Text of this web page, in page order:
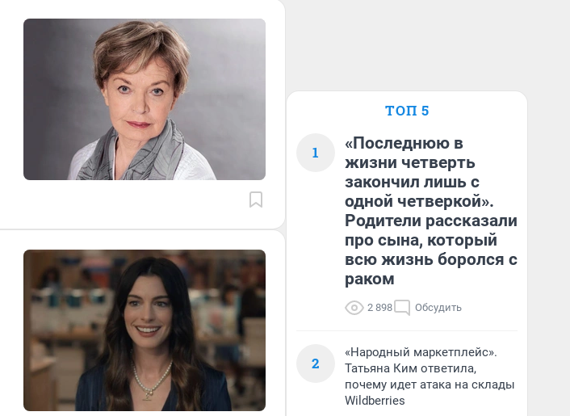
ТОП 5
1
«Последнюю в
жизни четверть
закончил лишь с
одной четверкой».
Родители рассказали
про сына, который
всю жизнь боролся с
раком
2 898 Обсудить
2
«Народный маркетплейс».
Татьяна Ким ответила,
почему идет атака на склады
Wildberries